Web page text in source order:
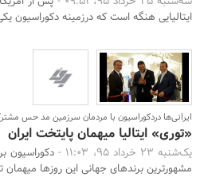
ایتالیایی هنگه است که درزمینه دکوراسیون
ایرانی‌ها دردکوراسیون با مردمان سرزمین مد حس
«توری» ایتالیا میهمان پایتخت ایران
یک‌شنبه 23 خرداد 95، 11:03 -
مشهورترین برندهای جهانی این روزها میهمان